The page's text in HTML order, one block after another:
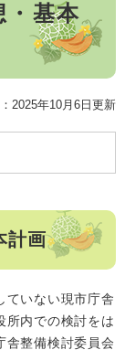
・基本
2025年10月6日更新
計画
ていない現市庁舎
所内での検討をは
舎整備検討委員会